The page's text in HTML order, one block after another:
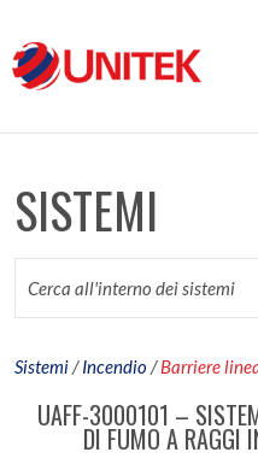
SISTEMI
Sistemi/Incendio/Barriere
UAFF-3000101 –
DI FUMO A RAGGI